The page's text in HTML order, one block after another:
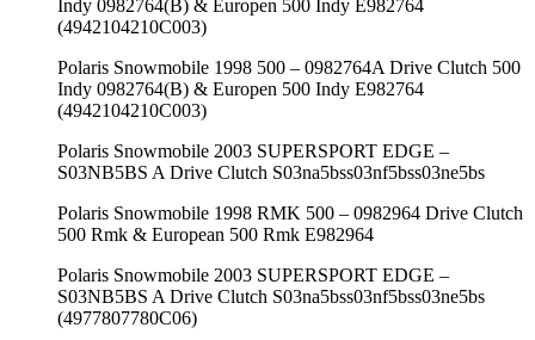
Indy 0982764(B) & Europen 500 Indy E982764
(4942104210C003)
Polaris Snowmobile 1998 500 – 0982764A Drive Clutch 500
Indy 0982764(B) & Europen 500 Indy E982764
(4942104210C003)
Polaris Snowmobile 2003 SUPERSPORT EDGE –
S03NB5BS A Drive Clutch S03na5bss03nf5bss03ne5bs
Polaris Snowmobile 1998 RMK 500 – 0982964 Drive Clutch
500 Rmk & European 500 Rmk E982964
Polaris Snowmobile 2003 SUPERSPORT EDGE –
S03NB5BS A Drive Clutch S03na5bss03nf5bss03ne5bs
(4977807780C06)